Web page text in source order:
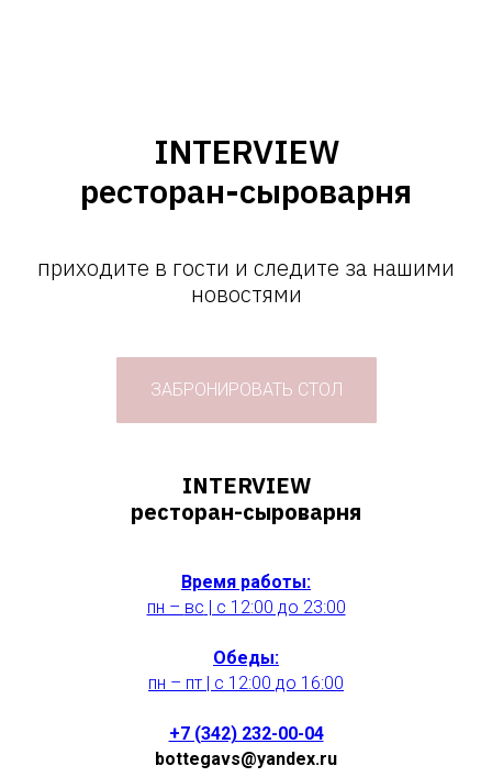
INTERVIEW
ресторан-сыроварня
приходите в гости и следите за нашими
новостями
ЗАБРОНИРОВАТЬ СТОЛ
INTERVIEW
ресторан-сыроварня
Время работы:
пн – вс | с 12:00 до 23:00
Обеды:
пн – пт | с 12:00 до 16:00
+7 (342) 232-00-04
bottegavs@yandex.ru